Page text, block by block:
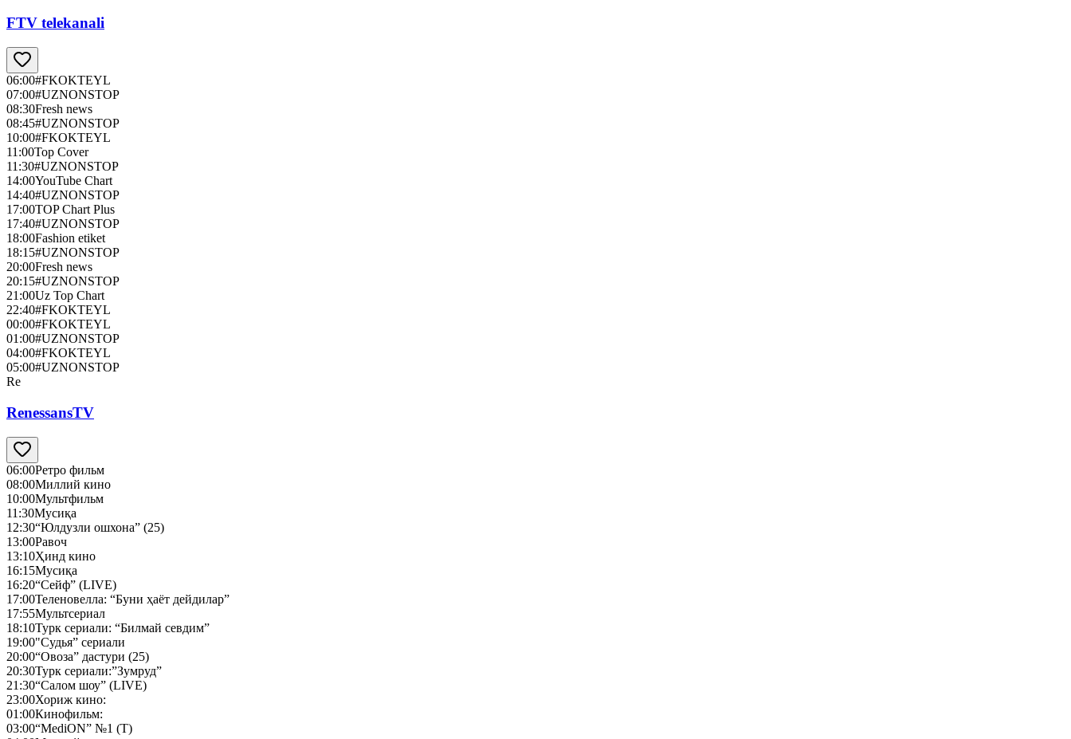
FTV telekanali
06:00#FKOKTEYL
07:00#UZNONSTOP
08:30Fresh news
08:45#UZNONSTOP
10:00#FKOKTEYL
11:00Top Cover
11:30#UZNONSTOP
14:00YouTube Chart
14:40#UZNONSTOP
17:00TOP Chart Plus
17:40#UZNONSTOP
18:00Fashion etiket
18:15#UZNONSTOP
20:00Fresh news
20:15#UZNONSTOP
21:00Uz Top Chart
22:40#FKOKTEYL
00:00#FKOKTEYL
01:00#UZNONSTOP
04:00#FKOKTEYL
05:00#UZNONSTOP
Re
RenessansTV
06:00Ретро фильм
08:00Миллий кино
10:00Мультфильм
11:30Мусиқа
12:30“Юлдузли ошхона” (25)
13:00Равоч
13:10Ҳинд кино
16:15Мусиқа
16:20“Сейф” (LIVE)
17:00Теленовелла: “Буни ҳаёт дейдилар”
17:55Мультсериал
18:10Турк сериали: “Билмай севдим”
19:00"Судья” сериали
20:00“Овоза” дастури (25)
20:30Турк сериали:”Зумруд”
21:30“Салом шоу” (LIVE)
23:00Хориж кино:
01:00Кинофильм:
03:00“MediON” №1 (Т)